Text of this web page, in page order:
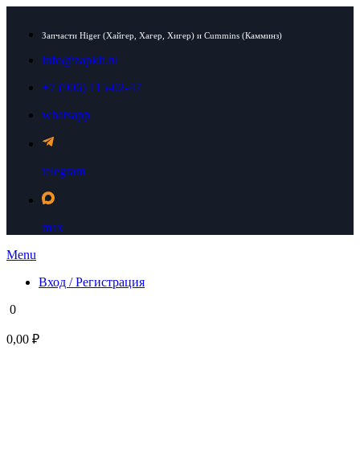
Запчасти Higer (Хайгер, Хагер, Хигер) и Cummins (Камминз)
info@zapkit.ru
+7 (906) 115-02-47
whatsapp
telegram
max
Menu
Вход / Регистрация
0
0,00 ₽